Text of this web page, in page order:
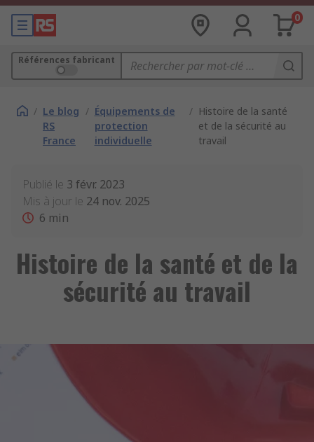
0
Références fabricant
/ Le blog
RS
France
/ Équipements de
protection
individuelle
/ Histoire de la santé
et de la sécurité au
travail
Publié le 3 févr. 2023
Mis à jour le 24 nov. 2025
6 min
Histoire de la santé et de la
sécurité au travail